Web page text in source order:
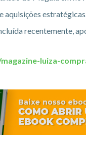
recentemente,
luiza-